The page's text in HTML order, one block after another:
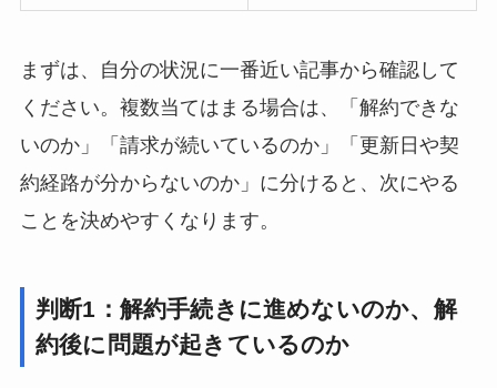
まずは、自分の状況に一番近い記事から確認して
ください。複数当てはまる場合は、「解約できな
いのか」「請求が続いているのか」「更新日や契
約経路が分からないのか」に分けると、次にやる
ことを決めやすくなります。
判断1：解約手続きに進めないのか、解
約後に問題が起きているのか